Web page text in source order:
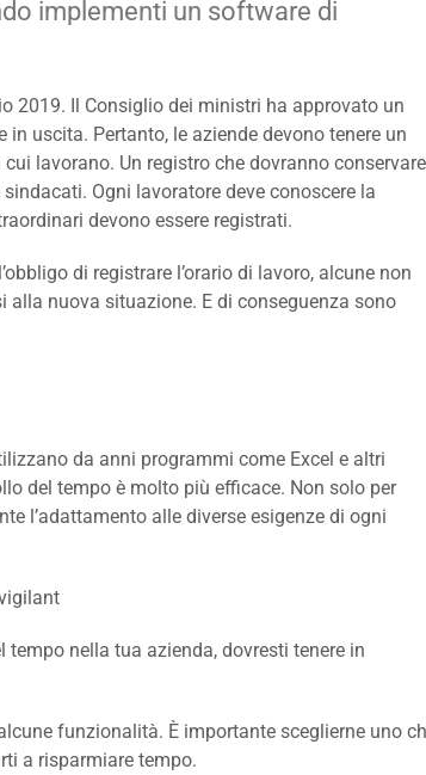
implementi un software di
2019. Il Consiglio dei ministri ha approvato un
uscita. Pertanto, le aziende devono tenere un
lavorano. Un registro che dovranno conservare
Ogni lavoratore deve conoscere la
devono essere registrati.
di registrare l’orario di lavoro, alcune non
nuova situazione. E di conseguenza sono
da anni programmi come Excel e altri
del tempo è molto più efficace. Non solo per
l’adattamento alle diverse esigenze di ogni
nella tua azienda, dovresti tenere in
funzionalità. È importante sceglierne uno
a risparmiare tempo.